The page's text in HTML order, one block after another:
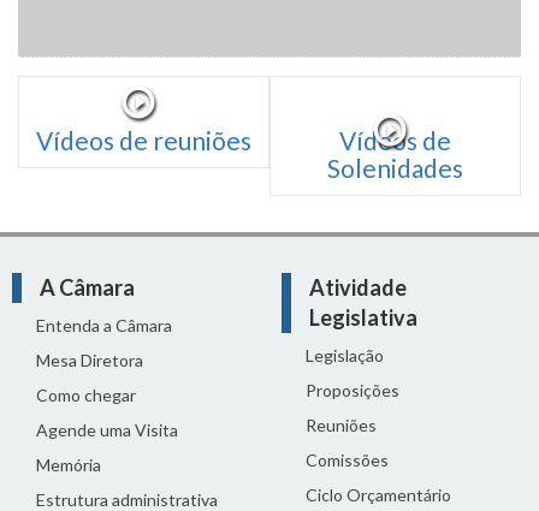
Vídeos de reuniões
Vídeos de
Solenidades
A Câmara
Entenda a Câmara
Mesa Diretora
Como chegar
Agende uma Visita
Memória
Estrutura administrativa
Atividade
Legislativa
Legislação
Proposições
Reuniões
Comissões
Ciclo Orçamentário